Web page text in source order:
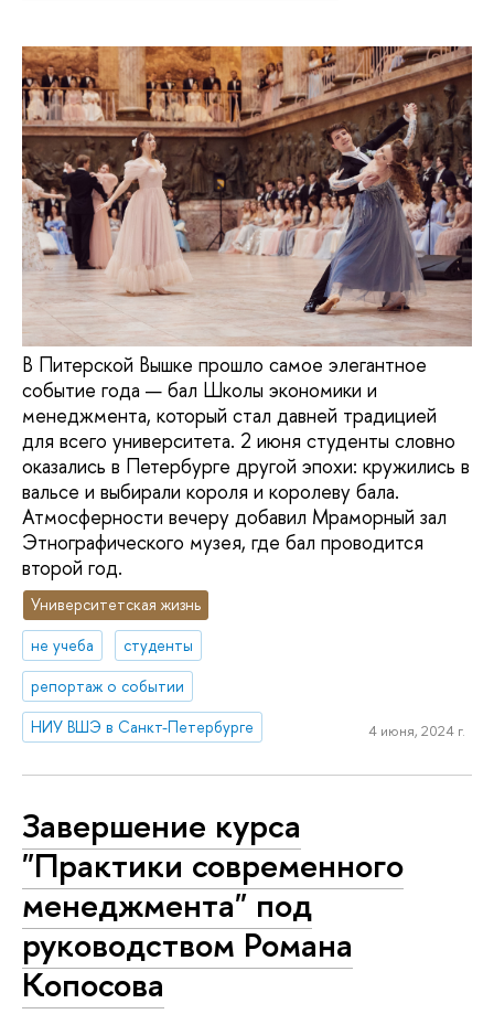
В Питерской Вышке прошло самое элегантное
событие года — бал Школы экономики и
менеджмента, который стал давней традицией
для всего университета. 2 июня студенты словно
оказались в Петербурге другой эпохи: кружились в
вальсе и выбирали короля и королеву бала.
Атмосферности вечеру добавил Мраморный зал
Этнографического музея, где бал проводится
второй год.
Университетская жизнь
не учеба
студенты
репортаж о событии
НИУ ВШЭ в Санкт-Петербурге
4 июня, 2024 г.
Завершение курса
"Практики современного
менеджмента" под
руководством Романа
Копосова